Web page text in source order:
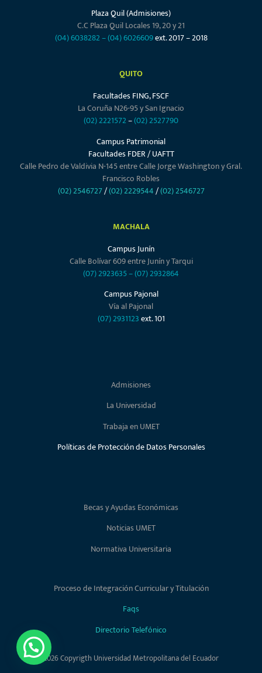
Plaza Quil (Admisiones)
C.C Plaza Quil Locales 19, 20 y 21
(04) 6038282–(04) 6026609ext. 2017 – 2018
QUITO
Facultades FING, FSCF
La Coruña N26-95 y San Ignacio
(02) 2221572–(02) 2527790
Campus Patrimonial
Facultades FDER / UAFTT
Calle Pedro de Valdivia N-145 entre Calle Jorge Washington y Gral.
Francisco Robles
(02) 2546727/(02) 2229544/(02) 2546727
MACHALA
Campus Junín
Calle Bolívar 609 entre Junín y Tarqui
(07) 2923635–(07) 2932864
Campus Pajonal
Vía al Pajonal
(07) 2931123ext. 101
Admisiones
La Universidad
Trabaja en UMET
Políticas de Protección de Datos Personales
Becas y Ayudas Económicas
Noticias UMET
Normativa Universitaria
Proceso de Integración Curricular y Titulación
Faqs
Directorio Telefónico
2026 Copyrigth Universidad Metropolitana del Ecuador